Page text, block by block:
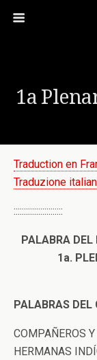
1a
Traduction en
Traduzione
::::::::::::::::::::::::
PALABRA
1a.
PALABRAS DEL
COMPAÑEROS
HERMANAS